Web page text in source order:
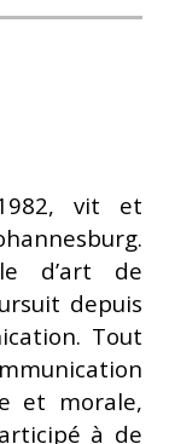
vit et
d’art de
depuis
Tout
et morale,
à de